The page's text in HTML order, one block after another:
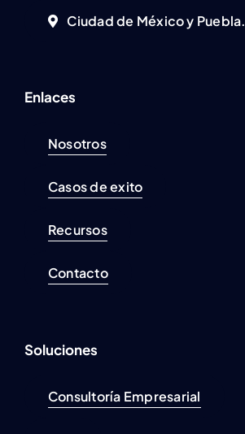
Ciudad de México y Puebla.
Enlaces
Nosotros
Casos de exito
Recursos
Contacto
Soluciones
Consultoría Empresarial